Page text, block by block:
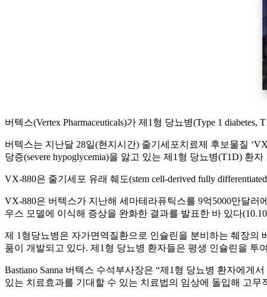
버텍스(Vertex Pharmaceuticals)가 제1형 당뇨병(Type 1
버텍스는 지난달 28일(현지시간) 줄기세포치료제 후보물질
당증(severe hypoglycemia)을 앓고 있는 제1형 당뇨병(T1D)
VX-880은 줄기세포 유래 췌도(stem cell-derived fully
VX-880은 버텍스가 지난해 세마테라퓨틱스를 9억5000만달러
우스 모델에 이식해 증상을 완화한 결과를 발표한 바 있다
제 1형당뇨병은 자가면역질환으로 인슐린을 분비하는 췌장의
품이 개발되고 있다. 제1형 당뇨병 환자들은 평생 인슐린을
Bastiano Sanna 버텍스 수석부사장은 “제1형 당뇨병 환자에
있는 치료효과를 기대할 수 있는 치료법의 임상에 돌입해 고무